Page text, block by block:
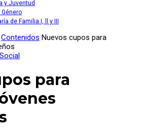
y Juventud
Género
de Familia I, ll y III
Contenidos Nuevos cupos para
Social
para